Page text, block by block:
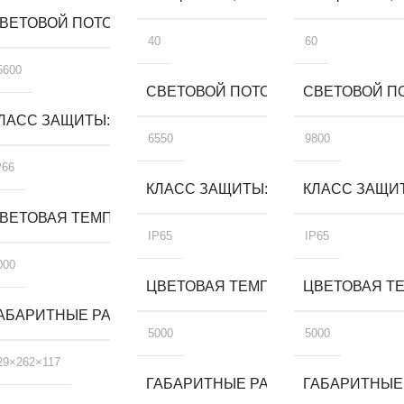
К
ММ
ПОТОК, ЛМ
ЗАЩИТЫ
ТЕМПЕРАТУРА, К
РАЗМЕРЫ, ММ
40
СВЕТОВОЙ ПОТОК, ЛМ
6550
КЛАСС ЗАЩИТЫ
IP65
ЦВЕТОВАЯ ТЕМПЕРАТУРА, К
5000
ГАБАРИТНЫЕ РАЗМЕРЫ, ММ
60
СВЕТОВОЙ
9800
КЛАСС
IP65
ЦВЕТОВАЯ
5000